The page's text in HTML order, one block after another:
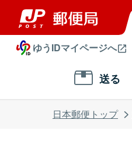
ゆうIDマイページへ
送る
日本郵便トップ